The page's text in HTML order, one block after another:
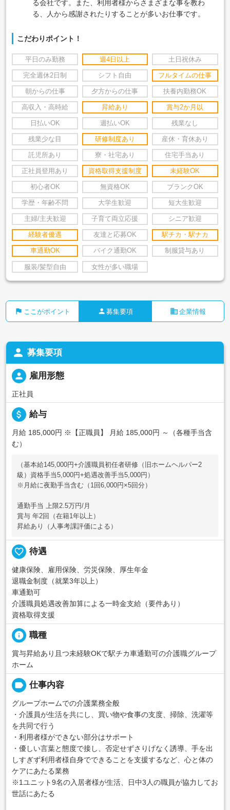
る会社です。また、利用者様からさまざまな事を教わ
る、人から感謝されたりすることが多いお仕事です。
こだわりポイント！
平日のみ勤務 週4日以上 土日祝休み
完全週休2日制 シフト自由 フルタイムの仕事
朝からの仕事 夕方からの仕事 扶養内勤務OK
高収入・高時給 昇給あり 賞与2か月以
日払いOK 週払いOK 残業なし
残業少な目 研修制度あり 産休・育休あり
託児所あり 寮・社宅あり 住宅手当あり
正社員登用あり 資格取得支援制度 未経験OK
初心者OK 無資格OK ブランクOK
学歴・年齢不問 大学生歓迎 短大生歓迎
主婦/主夫歓迎 子育て両立応援 シニア歓迎
経験者優遇 友達と応募OK 駅チカ・駅ナカ
車通勤OK バイク通勤OK 制服貸与あり
服装/髪型自由 女性が多い職場
flag ここがポイント person 募集要項 business 企業情報
person 募集要項
person 雇用形態
正社員
attach_money 給与
月給 185,000円 ※【正職員】 月給 185,000円 ～（各種手当含
む）
（基本給145,000円+介護職員初任者研修（旧ホームヘルパー2
級）資格手当5,000円+処遇改善手当5,000円）
※月給に夜勤手当含む（1回6,000円×5回分）
通勤手当 上限2.5万円/月
賞与 年2回（在籍1年以上）
昇給あり（人事考課評価による）
favorite_border 待遇
健康保険、雇用保険、労災保険、厚生年金
退職金制度（就業3年以上）
車通勤可
介護職員処遇改善加算による一時金支給（要件あり）
資格取得支援
info 職種
賞与昇給あり且つ未経験OKで駅チカ車通勤可の介護職グループ
ホーム
label 仕事内容
グループホームでの介護業務全般
・介護員が生活を共にし、買い物や食事の支度、掃除、洗濯等
を共同で行う
・利用者様ができない部分はサポート
・優しい言葉と態度で接し、否定せずさりげなく誘導、手を出
しすぎず利用者様自身でできることを支援するなど、心と体の
ケアにあたる業務
※1ユニット9名の入居者様が生活、日中3人の職員が協力してお
世話にあたる